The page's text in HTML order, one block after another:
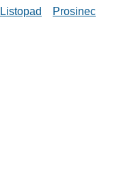
Listopad Prosinec